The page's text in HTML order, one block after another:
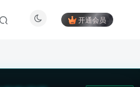
开通会员